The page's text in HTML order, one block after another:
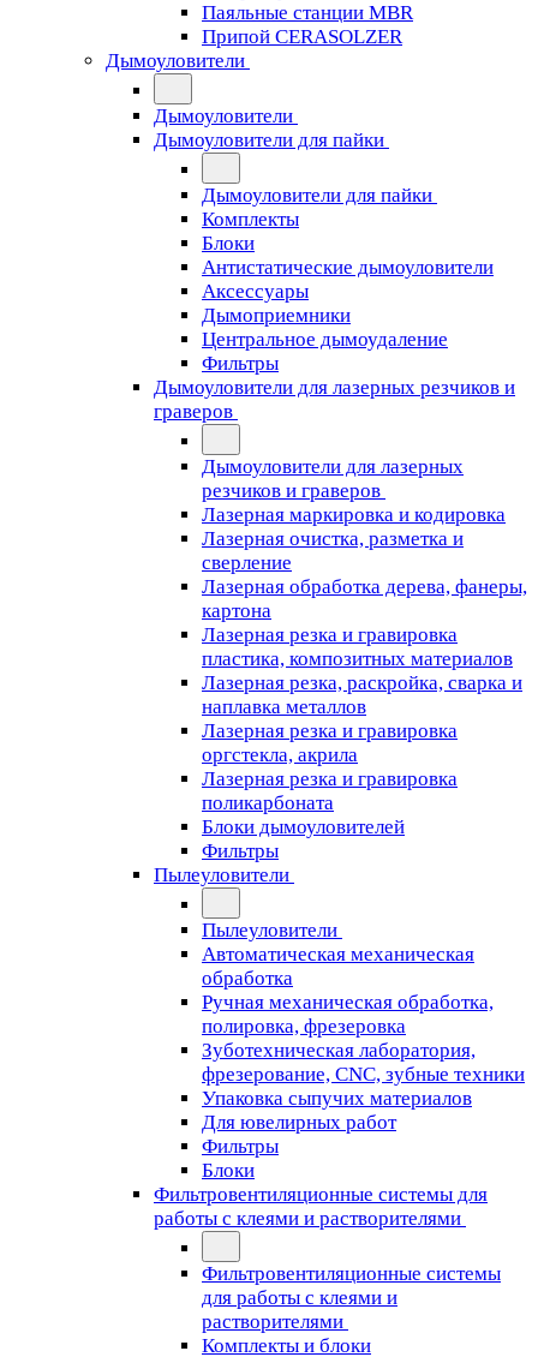
Паяльные станции MBR
Припой CERASOLZER
Дымоуловители
Дымоуловители
Дымоуловители для пайки
Дымоуловители для пайки
Комплекты
Блоки
Антистатические дымоуловители
Аксессуары
Дымоприемники
Центральное дымоудаление
Фильтры
Дымоуловители для лазерных резчиков и
граверов
Дымоуловители для лазерных
резчиков и граверов
Лазерная маркировка и кодировка
Лазерная очистка, разметка и
сверление
Лазерная обработка дерева, фанеры,
картона
Лазерная резка и гравировка
пластика, композитных материалов
Лазерная резка, раскройка, сварка и
наплавка металлов
Лазерная резка и гравировка
оргстекла, акрила
Лазерная резка и гравировка
поликарбоната
Блоки дымоуловителей
Фильтры
Пылеуловители
Пылеуловители
Автоматическая механическая
обработка
Ручная механическая обработка,
полировка, фрезеровка
Зуботехническая лаборатория,
фрезерование, CNC, зубные техники
Упаковка сыпучих материалов
Для ювелирных работ
Фильтры
Блоки
Фильтровентиляционные системы для
работы с клеями и растворителями
Фильтровентиляционные системы
для работы с клеями и
растворителями
Комплекты и блоки